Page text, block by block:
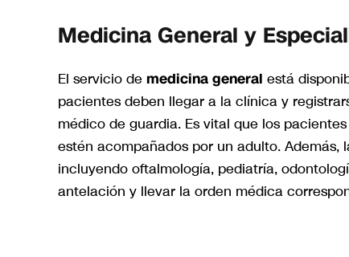
Medicina General y
El servicio de medicina general está
pacientes deben llegar a la clínica y
médico de guardia. Es vital que los
estén acompañados por un adulto. Además,
incluyendo oftalmología, pediatría,
antelación y llevar la orden médica